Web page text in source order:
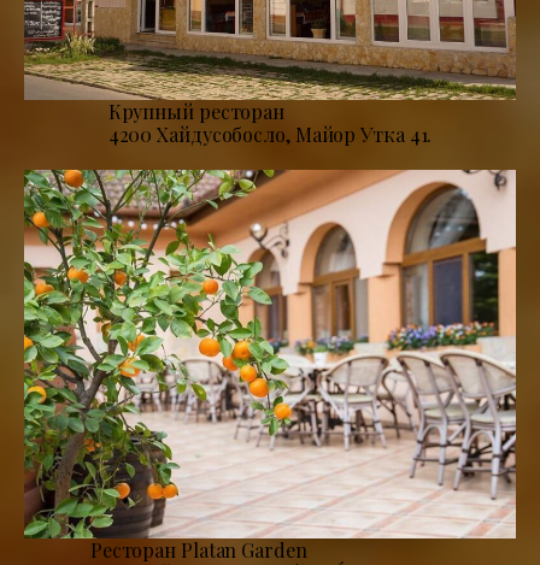
Крупный ресторан
4200 Хайдусобосло, Майор Утка 41.
Ресторан Platan Garden